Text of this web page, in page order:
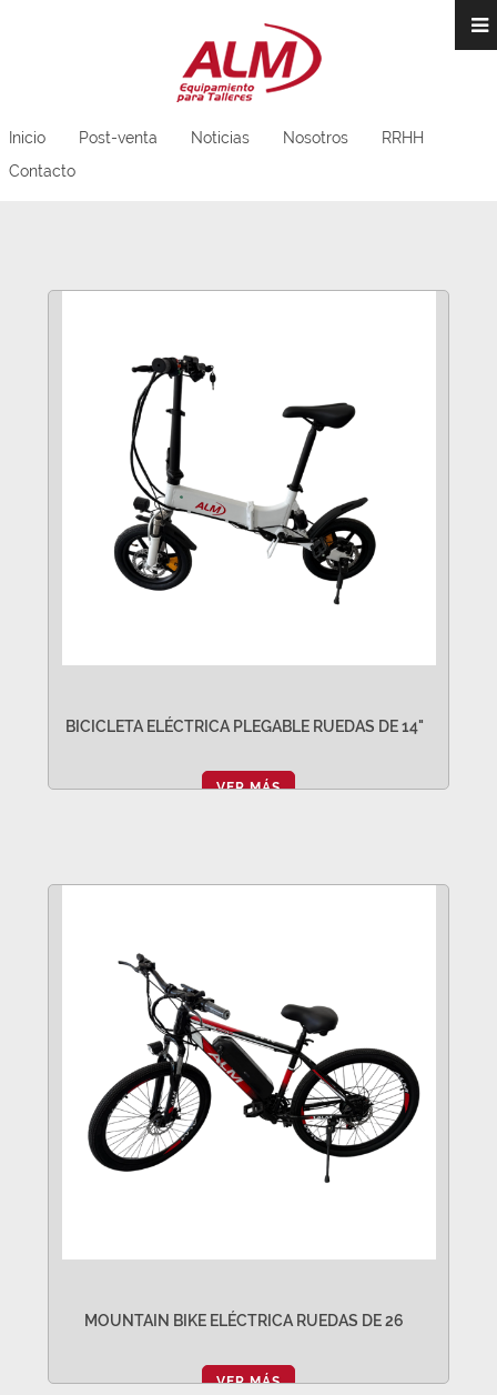
Inicio Post-venta Noticias Nosotros
RRHH
Contacto
BICICLETA ELÉCTRICA PLEGABLE RUEDAS DE 14"
VER MÁS
MOUNTAIN BIKE ELÉCTRICA RUEDAS DE 26
VER MÁS